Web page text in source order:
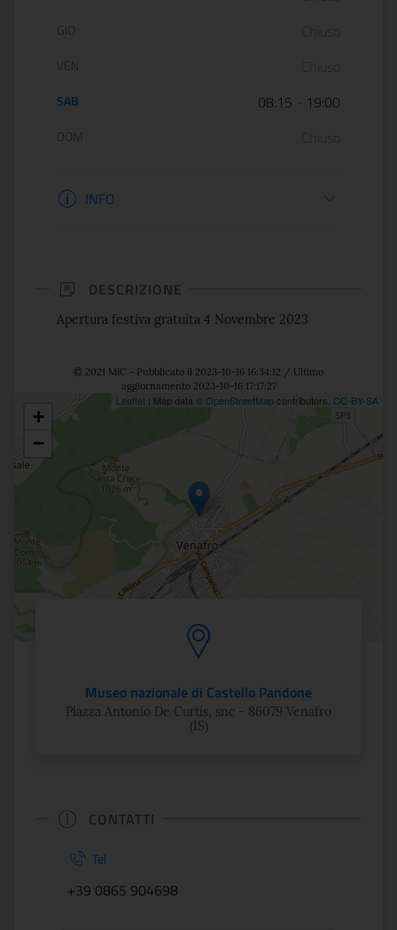
GIO
VEN
SAB 08:15 19:00
DOM
Informazioni apertura
INFO
DESCRIZIONE
Apertura festiva gratuita 4 Novembre 2023
© 2021 MiC - Pubblicato il 2023-10-16 16:34:12 / Ultimo
aggiornamento 2023-10-16 17:17:27
Posizione
+
−
Leaflet | Map data © OpenStreetMapcontributors, CC-BY-SA
Museo nazionale di Castello Pandone
Piazza Antonio De Curtis, snc - 86079 Venafro
(IS)
CONTATTI
Tel
+39 0865 904698